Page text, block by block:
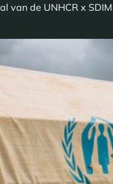
van de UNHCR x